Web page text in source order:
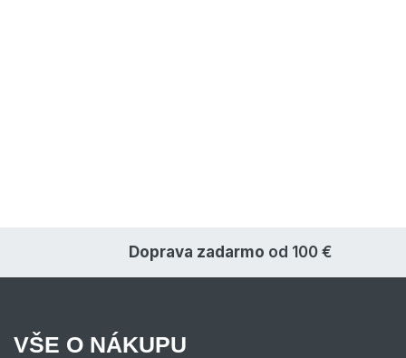
Doprava zadarmo od 100 €
VŠE O NÁKUPU